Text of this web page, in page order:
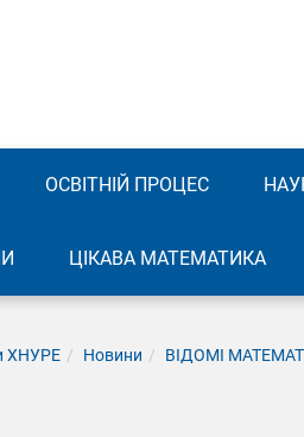
ОСВІТНІЙ ПРОЦЕС
ЦІКАВА МАТЕМАТИКА
ХНУРЕ Новини ВІДОМІ